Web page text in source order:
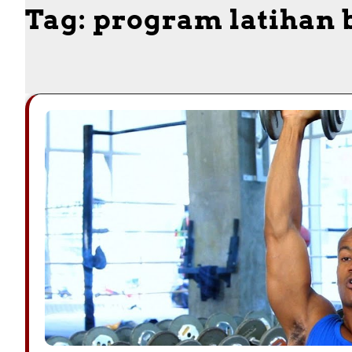
Tag: program latihan